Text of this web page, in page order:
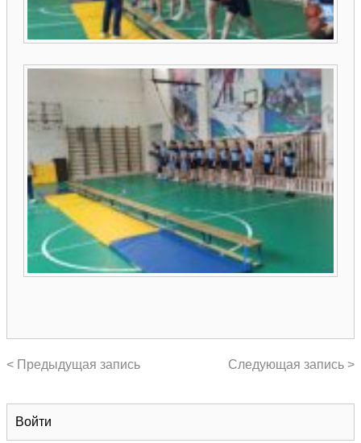
Войти
< Предыдущая запись Следующая запись >